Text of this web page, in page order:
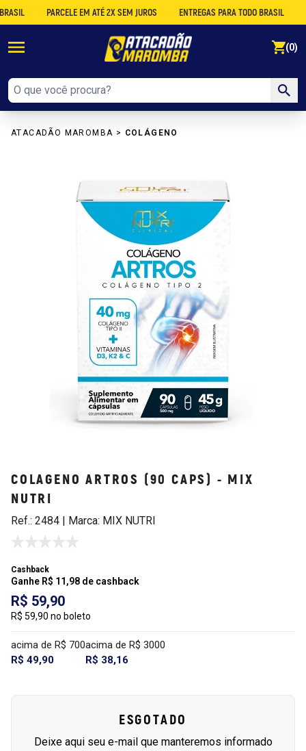
PARCELE EM ATÉ 2X SEM JUROS ENTREGAS PARA TODO BRASIL
(0)
ATACADÃO MAROMBA > COLÁGENO
COLAGENO ARTROS (90 CAPS) - MIX
NUTRI
Ref.: 2484 | Marca: MIX NUTRI
Cashback
Ganhe R$ 11,98 de cashback
R$ 59,90
R$ 59,90 no boleto
acima de R$ 700
R$ 49,90
acima de R$ 3000
R$ 38,16
ESGOTADO
Deixe aqui seu e-mail que manteremos informado